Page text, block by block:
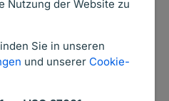
Nutzung der Website zu
Sie in unseren
und unserer Cookie-
umorientieren,